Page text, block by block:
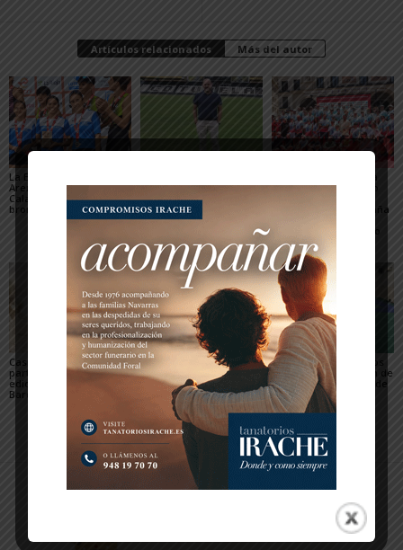
Artículos relacionados Más del autor
La Escuela del Triatlón
Arenas regresa de
Calahorra con dos
bronces nacionales
el entrenador del C.D.
Tudelano: «Queremos
un equipo que ilusione y
vaya a por los partidos»
El SDR Arenas supera
con éxito el gran reto
Campeonato de España
Escolar y del XXV Reto
del...
Casi 800 ciclistas
participaron en la 27ª
edición de la Extreme
Bardenas de Arguedas
El Club de piragüismo
Ebrokayak de Tudela
brilla en el Campeonato
de España de Ríos en el
Tres judocas navarros
del Gimnasio Shogun de
Fitero, en el campus de
judo de Llanes